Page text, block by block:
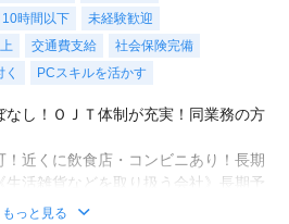
時間以下
未経験歓迎
交通費支給
社会保険完備
PCスキルを活かす
し！ＯＪＴ体制が充実！同業務の方
近くに飲食店・コンビニあり！長期
活雑貨などを取り扱う会社》長期予
の就業です！
もっと見る